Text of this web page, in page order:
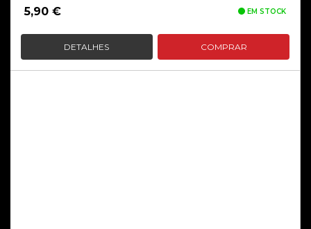
5,90 € EM STOCK
DETALHES COMPRAR